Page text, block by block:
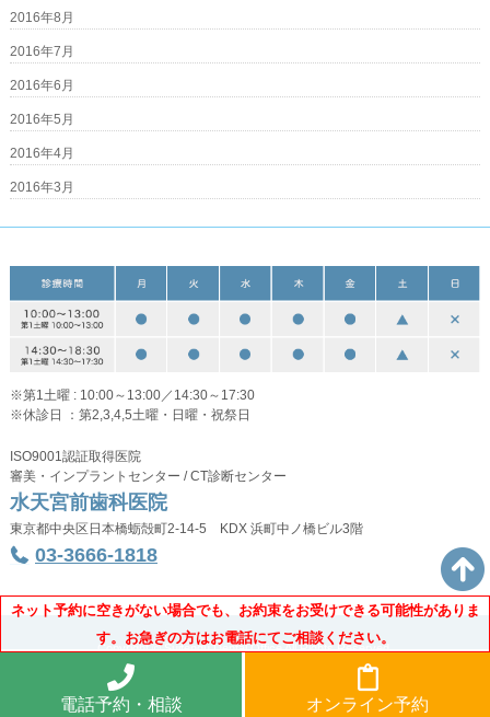
2016年8月
2016年7月
2016年6月
2016年5月
2016年4月
2016年3月
※第1土曜 : 10:00～13:00／14:30～17:30
※休診日 ：第2,3,4,5土曜・日曜・祝祭日
ISO9001認証取得医院
審美・インプラントセンター / CT診断センター
水天宮前歯科医院
東京都中央区日本橋蛎殻町2-14-5 KDX 浜町中ノ橋ビル3階
03-3666-1818
Copyright © Suitengu Dental Office All Rights Reserved.
電話予約・相談 オンライン予約